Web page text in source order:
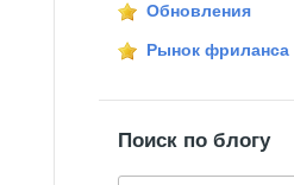
Обновления
Рынок фриланса
Поиск по блогу